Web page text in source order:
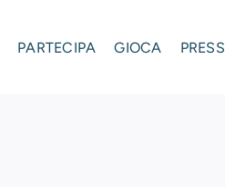
PARTECIPA GIOCA PRESS